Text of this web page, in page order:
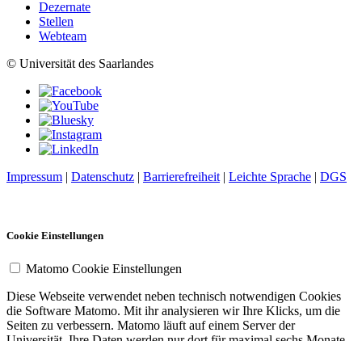
Dezernate
Stellen
Webteam
© Universität des Saarlandes
Impressum | Datenschutz | Barrierefreiheit | Leichte Sprache | DGS
Cookie Einstellungen
Matomo Cookie Einstellungen
Diese Webseite verwendet neben technisch notwendigen Cookies
die Software Matomo. Mit ihr analysieren wir Ihre Klicks, um die
Seiten zu verbessern. Matomo läuft auf einem Server der